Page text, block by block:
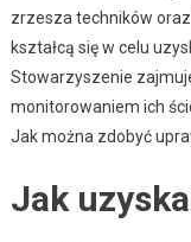
zrzesza techników
kształcą się w celu
Stowarzyszenie
monitorowaniem ich
Jak można zdobyć
Jak